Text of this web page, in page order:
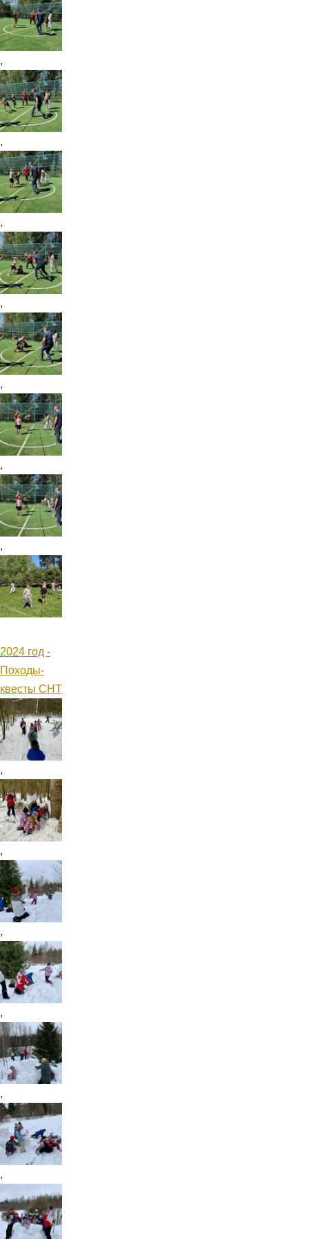
,
,
,
,
,
,
,
2024 год -
Походы-
квесты СНТ
,
,
,
,
,
,